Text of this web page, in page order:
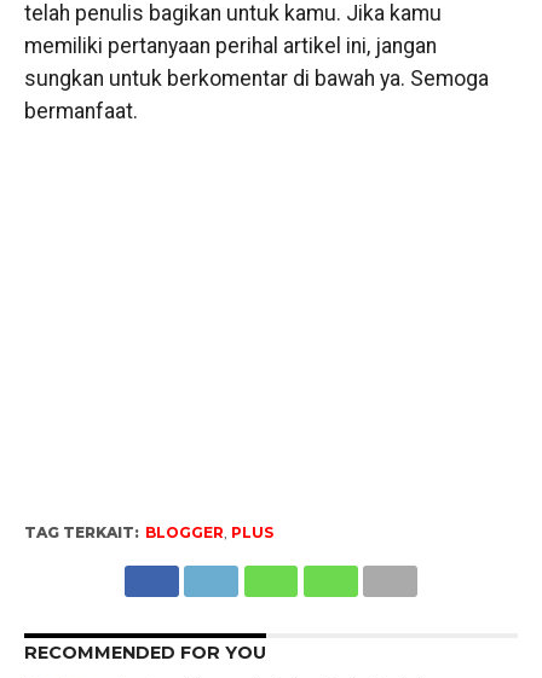
telah penulis bagikan untuk kamu. Jika kamu
memiliki pertanyaan perihal artikel ini, jangan
sungkan untuk berkomentar di bawah ya. Semoga
bermanfaat.
TAG TERKAIT: BLOGGER, PLUS
RECOMMENDED FOR YOU